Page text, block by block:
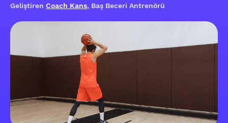
Geliştiren Coach Kans, Baş Beceri Antrenörü